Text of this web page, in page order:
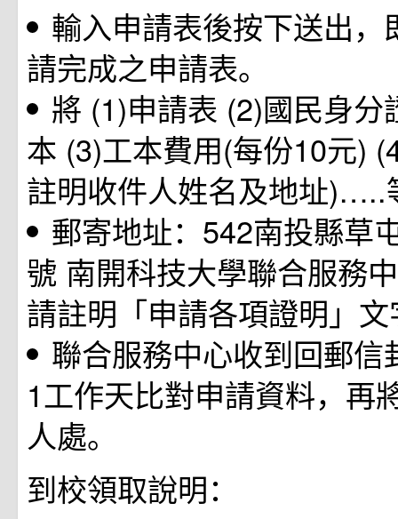
輸入申請表後按下送出，
請完成之申請表。
將 (1)申請表 (2)國民身分
本 (3)工本費用(每份10元)
註明收件人姓名及地址)…..
郵寄地址：542南投縣草
號 南開科技大學聯合服務
請註明「申請各項證明」
聯合服務中心收到回郵信
1工作天比對申請資料，再
人處。
到校領取說明：